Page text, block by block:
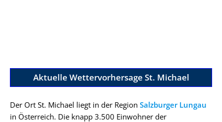
Aktuelle Wettervorhersage St. Michael
Der Ort St. Michael liegt in der Region Salzburger Lungau
in Österreich. Die knapp 3.500 Einwohner der